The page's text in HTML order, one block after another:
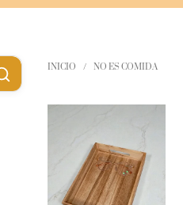
INICIO / NO ES COMIDA